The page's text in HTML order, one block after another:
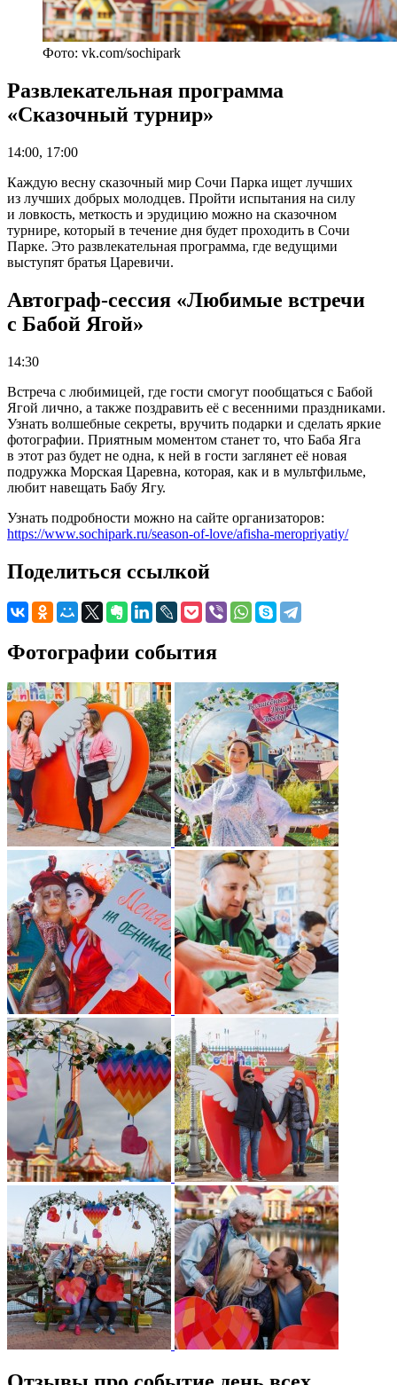
Фото: vk.com/sochipark
Развлекательная программа
«Сказочный турнир»
14:00, 17:00
Каждую весну сказочный мир Сочи Парка ищет лучших
из лучших добрых молодцев. Пройти испытания на силу
и ловкость, меткость и эрудицию можно на сказочном
турнире, который в течение дня будет проходить в Сочи
Парке. Это развлекательная программа, где ведущими
выступят братья Царевичи.
Автограф-сессия «Любимые встречи
с Бабой Ягой»
14:30
Встреча с любимицей, где гости смогут пообщаться с Бабой
Ягой лично, а также поздравить её с весенними праздниками.
Узнать волшебные секреты, вручить подарки и сделать яркие
фотографии. Приятным моментом станет то, что Баба Яга
в этот раз будет не одна, к ней в гости заглянет её новая
подружка Морская Царевна, которая, как и в мультфильме,
любит навещать Бабу Ягу.
Узнать подробности можно на сайте организаторов:
https://www.sochipark.ru/season-of-love/afisha-meropriyatiy/
Поделиться ссылкой
Фотографии события